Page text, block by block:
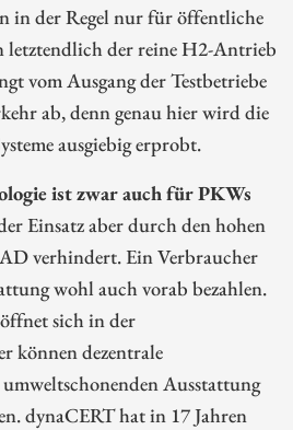
in der Regel nur für öffentliche
letztendlich der reine H2-Antrieb
vom Ausgang der Testbetriebe
ab, denn genau hier wird die
ausgiebig erprobt.
ist zwar auch für PKWs
Einsatz aber durch den hohen
verhindert. Ein Verbraucher
wohl auch vorab bezahlen.
sich in der
können dezentrale
Ausstattung
dynaCERT hat in 17 Jahren